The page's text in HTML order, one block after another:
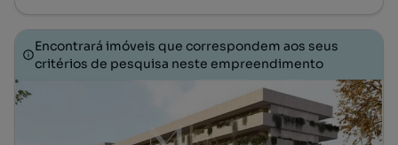
Encontrará imóveis que correspondem aos seus
critérios de pesquisa neste empreendimento